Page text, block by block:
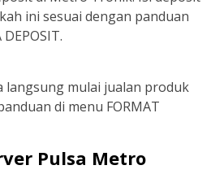
ini sesuai dengan panduan
langsung mulai jualan produk
di menu FORMAT
Pulsa Metro